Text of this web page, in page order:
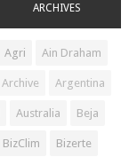
ARCHIVES
Agri Ain Draham
Archive Argentina
Australia Beja
BizClim Bizerte